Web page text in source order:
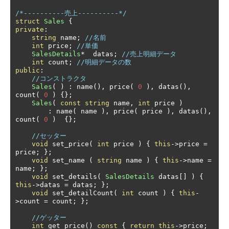
/*----------売上----------*/
struct
Sales
{
private :
string name ;
//名前
int price ;
//単価
SalesDetails*
  datas
;
//売上明細データ
int count ;
//明細データの数
public :
//コンストラクタ
Sales ( ) : name (), price ( 0 ), datas (),
count ( 0 )
{};
Sales ( const string name , int price
)
:
name ( name ), price ( price ), datas (),
count ( 0 ) {};
//セッター
void
set_price ( int price ) { this ->price =
price ;
};
void
set_name ( string name ) { this ->name =
name ;
};
void
set_details ( SalesDetails datas [] )
{
this ->datas = datas ;
};
void
set_detailCount ( int count ) { this -
>count = count ; };
//ゲッター
int get_price () const { return this ->price ;